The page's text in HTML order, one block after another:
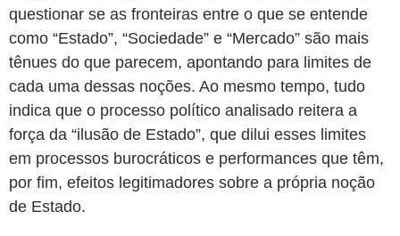
questionar se as fronteiras entre o que se entende
como “Estado”, “Sociedade” e “Mercado” são mais
tênues do que parecem, apontando para limites de
cada uma dessas noções. Ao mesmo tempo, tudo
indica que o processo político analisado reitera a
força da “ilusão de Estado”, que dilui esses limites
em processos burocráticos e performances que têm,
por fim, efeitos legitimadores sobre a própria noção
de Estado.